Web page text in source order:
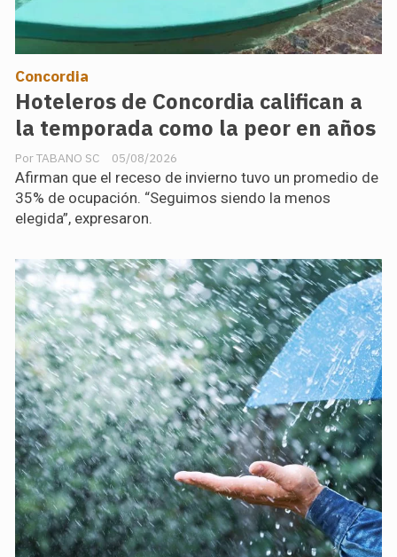
Hoteleros de Concordia califican a
la temporada como la peor en años
TABANO SC
Concordia
05/08/2026
Afirman que el receso de invierno tuvo un promedio de
35% de ocupación. “Seguimos siendo la menos
elegida”, expresaron.